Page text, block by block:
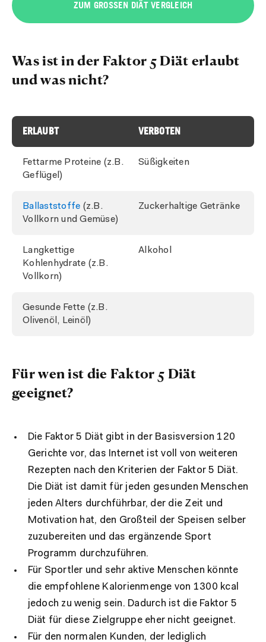
ZUM GROSSEN DIÄT VERGLEICH
Was ist in der Faktor 5 Diät erlaubt
und was nicht?
ERLAUBT VERBOTEN
Fettarme Proteine (z.B.
Geflügel)
Süßigkeiten
Ballaststoffe (z.B.
Vollkorn und Gemüse)
Zuckerhaltige Getränke
Langkettige
Kohlenhydrate (z.B.
Vollkorn)
Alkohol
Gesunde Fette (z.B.
Olivenöl, Leinöl)
Für wen ist die Faktor 5 Diät
geeignet?
Die Faktor 5 Diät gibt in der Basisversion 120
Gerichte vor, das Internet ist voll von weiteren
Rezepten nach den Kriterien der Faktor 5 Diät.
Die Diät ist damit für jeden gesunden Menschen
jeden Alters durchführbar, der die Zeit und
Motivation hat, den Großteil der Speisen selber
zuzubereiten und das ergänzende Sport
Programm durchzuführen.
Für Sportler und sehr aktive Menschen könnte
die empfohlene Kalorienmenge von 1300 kcal
jedoch zu wenig sein. Dadurch ist die Faktor 5
Diät für diese Zielgruppe eher nicht geeignet.
Für den normalen Kunden, der lediglich